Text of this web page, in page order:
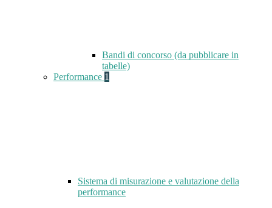
Bandi di concorso (da pubblicare in
tabelle)
Performance 1
Sistema di misurazione e valutazione della
performance